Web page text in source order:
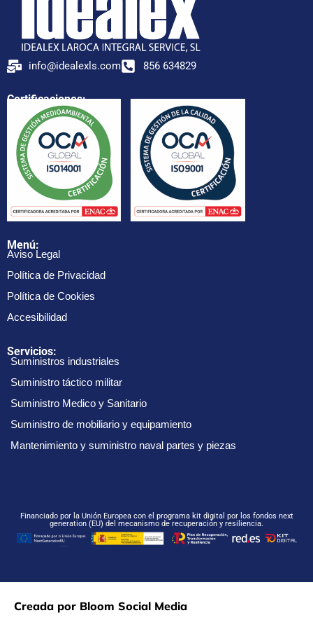
info@idealexls.com 856 634829
Certificaciones:
Menú:
Aviso Legal
Política de Privacidad
Política de Cookies
Accesibilidad
Servicios:
Suministros industriales
Suministro táctico militar
Suministro Medico y Sanitario
Suministro de mobiliario y equipamiento
Mantenimiento y suministro naval partes y piezas
Financiado por la Unión Europea con el programa kit digital por los fondos next
generation (EU) del mecanismo de recuperación y resiliencia.
Creada por Bloom Social Media